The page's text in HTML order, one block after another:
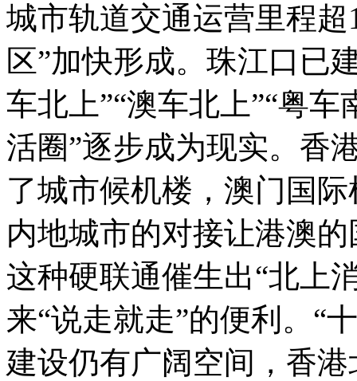
城市轨道交通运营里程
区”加快形成。珠江口已
车北上”“澳车北上”“粤
活圈”逐步成为现实。香
了城市候机楼，澳门国
内地城市的对接让港澳
这种硬联通催生出“北上
来“说走就走”的便利。“
建设仍有广阔空间，香